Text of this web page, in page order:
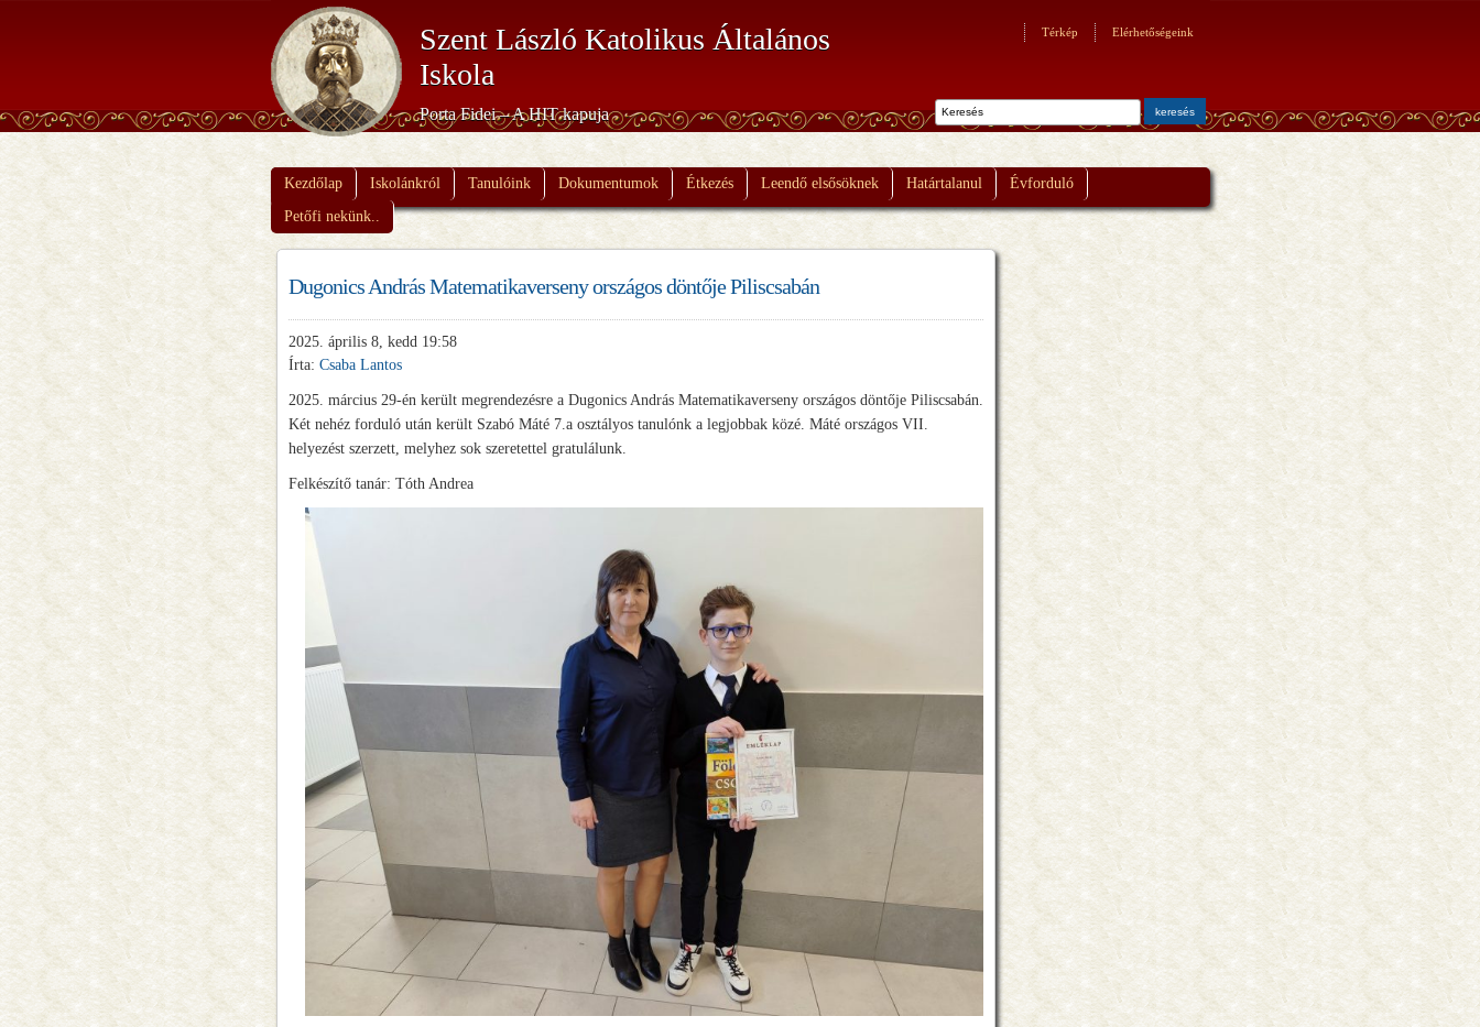
Elérhetőségeink
Térkép
Szent László Katolikus Általános
Iskola
Porta Fidei – A HIT kapuja
Kezdőlap Iskolánkról Tanulóink Dokumentumok Étkezés Leendő elsősöknek Határtalanul
Évforduló
Petőfi nekünk..
Dugonics András Matematikaverseny országos döntője Piliscsabán
2025. április 8, kedd 19:58
Írta: Csaba Lantos
2025. március 29-én került megrendezésre a Dugonics András Matematikaverseny országos döntője Piliscsabán.
Két nehéz forduló után került Szabó Máté 7.a osztályos tanulónk a legjobbak közé. Máté országos VII.
helyezést szerzett, melyhez sok szeretettel gratulálunk.
Felkészítő tanár: Tóth Andrea